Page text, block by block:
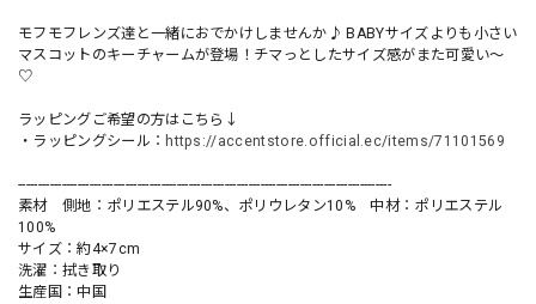
モフモフレンズ達と一緒におでかけしませんか♪ BABYサイズよりも小さい
マスコットのキーチャームが登場！チマっとしたサイズ感がまた可愛い〜
♡
ラッピングご希望の方はこちら↓
・ラッピングシール： https://accentstore.official.ec/items/71101569
----------------------------------------------------------------------------------------------
素材 側地：ポリエステル90%、ポリウレタン10% 中材：ポリエステル
100%
サイズ：約4×7cm
洗濯：拭き取り
生産国：中国